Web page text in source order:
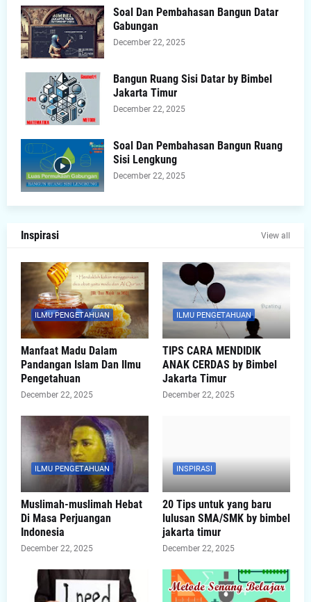
Soal Dan Pembahasan Bangun Datar
Gabungan
December 22, 2025
Bangun Ruang Sisi Datar by Bimbel
Jakarta Timur
December 22, 2025
Soal Dan Pembahasan Bangun Ruang
Sisi Lengkung
December 22, 2025
Inspirasi View all
ILMU PENGETAHUAN
Manfaat Madu Dalam
Pandangan Islam Dan Ilmu
Pengetahuan
December 22, 2025
ILMU PENGETAHUAN
TIPS CARA MENDIDIK
ANAK CERDAS by Bimbel
Jakarta Timur
December 22, 2025
ILMU PENGETAHUAN
Muslimah-muslimah Hebat
Di Masa Perjuangan
Indonesia
December 22, 2025
INSPIRASI
20 Tips untuk yang baru
lulusan SMA/SMK by bimbel
jakarta timur
December 22, 2025